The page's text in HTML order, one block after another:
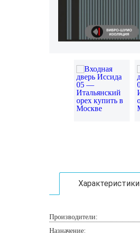
Характеристики
Производители:
Назначение: